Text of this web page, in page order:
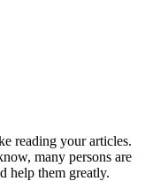
reading your articles.
many persons are
help them greatly.